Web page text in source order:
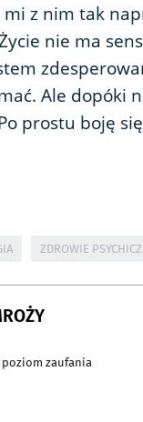
z nim tak
nie ma
Ale dopóki
prostu boję
ZDROWIE
poziom zaufania